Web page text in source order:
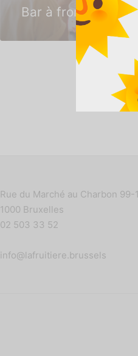
Bar à fromage
Rue du Marché au Charbon 99-
1000 Bruxelles
02 503 33 52
info@lafruitiere.brussels